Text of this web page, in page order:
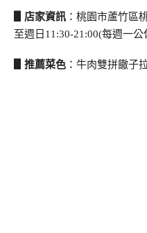
▋店家資訊 ：桃園市蘆竹區
至週日11:30-21:00(每週一公
▋推薦菜色 ：牛肉雙拼饊子